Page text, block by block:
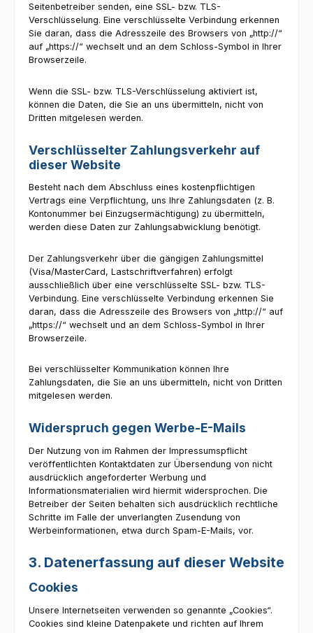
Seitenbetreiber senden, eine SSL- bzw. TLS-
Verschlüsselung. Eine verschlüsselte Verbindung erkennen
Sie daran, dass die Adresszeile des Browsers von „http://“
auf „https://“ wechselt und an dem Schloss-Symbol in Ihrer
Browserzeile.
Wenn die SSL- bzw. TLS-Verschlüsselung aktiviert ist,
können die Daten, die Sie an uns übermitteln, nicht von
Dritten mitgelesen werden.
Verschlüsselter Zahlungsverkehr auf
dieser Website
Besteht nach dem Abschluss eines kostenpflichtigen
Vertrags eine Verpflichtung, uns Ihre Zahlungsdaten (z. B.
Kontonummer bei Einzugsermächtigung) zu übermitteln,
werden diese Daten zur Zahlungsabwicklung benötigt.
Der Zahlungsverkehr über die gängigen Zahlungsmittel
(Visa/MasterCard, Lastschriftverfahren) erfolgt
ausschließlich über eine verschlüsselte SSL- bzw. TLS-
Verbindung. Eine verschlüsselte Verbindung erkennen Sie
daran, dass die Adresszeile des Browsers von „http://“ auf
„https://“ wechselt und an dem Schloss-Symbol in Ihrer
Browserzeile.
Bei verschlüsselter Kommunikation können Ihre
Zahlungsdaten, die Sie an uns übermitteln, nicht von Dritten
mitgelesen werden.
Widerspruch gegen Werbe-E-Mails
Der Nutzung von im Rahmen der Impressumspflicht
veröffentlichten Kontaktdaten zur Übersendung von nicht
ausdrücklich angeforderter Werbung und
Informationsmaterialien wird hiermit widersprochen. Die
Betreiber der Seiten behalten sich ausdrücklich rechtliche
Schritte im Falle der unverlangten Zusendung von
Werbeinformationen, etwa durch Spam-E-Mails, vor.
3. Datenerfassung auf dieser Website
Cookies
Unsere Internetseiten verwenden so genannte „Cookies“.
Cookies sind kleine Datenpakete und richten auf Ihrem